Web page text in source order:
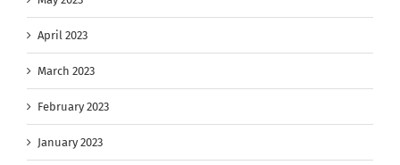
April 2023
March 2023
February 2023
January 2023